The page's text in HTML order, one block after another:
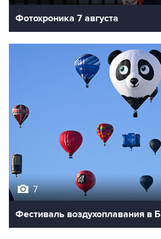
Фотохроника 7 августа
7
Фестиваль воздухоплавания в